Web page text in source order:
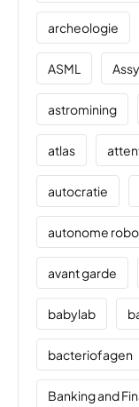
archeologie
ASML
astromining
atlas
autocratie
autonome
avant garde
babylab
bacteriofagen
Banking and